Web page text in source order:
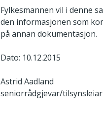
Fylkesmannen vil i denne
den informasjonen som
på annan dokumentasjon.
Dato: 10.12.2015
Astrid Aadland
seniorrådgjevar/tilsynsleiar